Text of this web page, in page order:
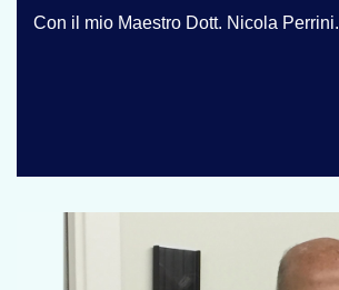
Con il mio Maestro Dott. Nicola Perrini.